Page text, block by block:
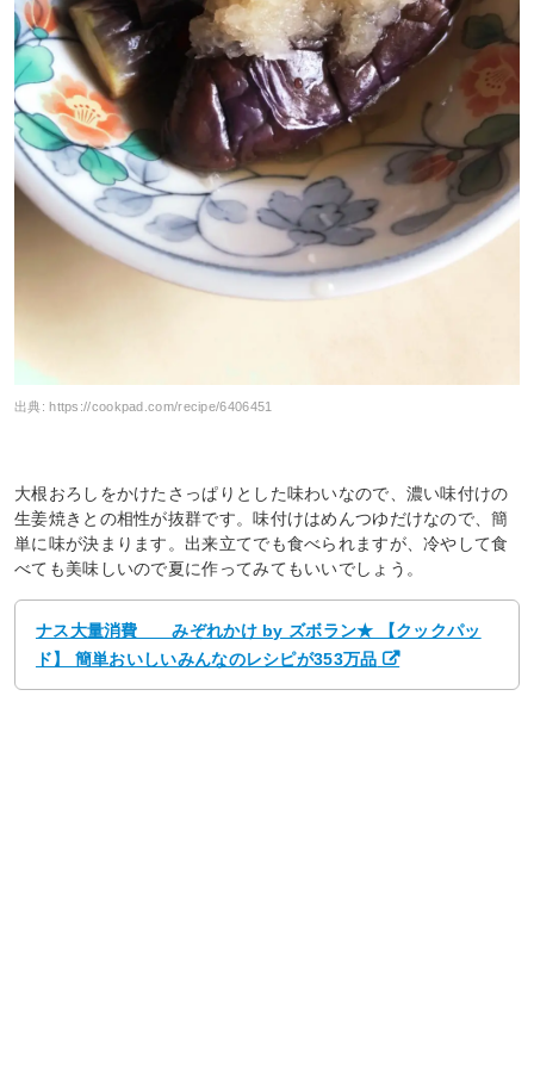
出典:https://cookpad.com/recipe/6406451
大根おろしをかけたさっぱりとした味わいなので、濃い味付けの
生姜焼きとの相性が抜群です。味付けはめんつゆだけなので、簡
単に味が決まります。出来立てでも食べられますが、冷やして食
べても美味しいので夏に作ってみてもいいでしょう。
ナス大量消費 みぞれかけ by ズボラン★ 【クックパッ
ド】 簡単おいしいみんなのレシピが353万品